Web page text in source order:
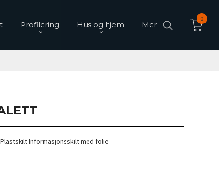
Profilering Hus og hjem Mer
0
Informasjonsskilt med folie.